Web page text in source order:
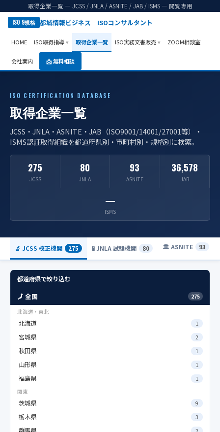
取得企業一覧 ― JCSS / JNLA / ASNITE / JAB / ISMS ― 閲覧専用
ISO 9規格 都城情報ビジネス ISOコンサルタント
HOME ISO取得指導 取得企業一覧 ISO実務文書販売 ZOOM相談室
会社案内 📩 無料相談
ISO CERTIFICATION DATABASE
取得企業一覧
JCSS・JNLA・ASNITE・JAB（ISO9001/14001/27001等）・
ISMS認証取得組織を都道府県別・市町村別・規格別に検索。
275
JCSS
80
JNLA
93
ASNITE
36,578
JAB
―
ISMS
🔬 JCSS 校正機関 275 🧪 JNLA 試験機関 80 🏛️ ASNITE 93
都道府県で絞り込む
🗾 全国 275
北海道・東北
北海道 1
宮城県 2
秋田県 1
山形県 1
福島県
1
関東
茨城県 9
栃木県 3
2